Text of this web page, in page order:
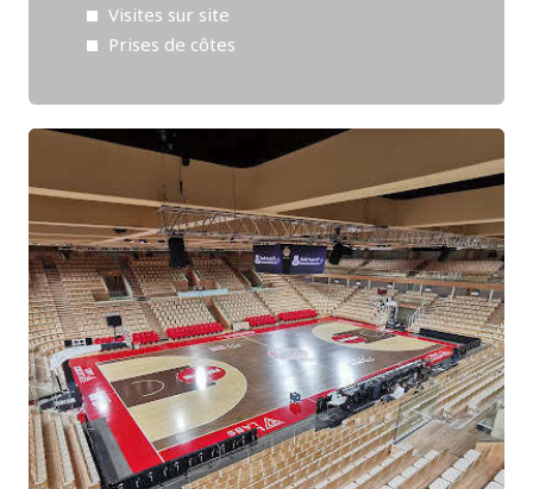
Visites sur site
Prises de côtes